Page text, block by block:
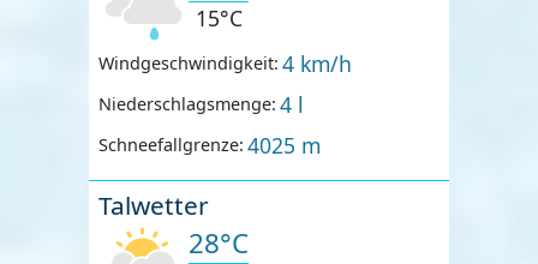
15°C
Windgeschwindigkeit: 4 km/h
Niederschlagsmenge: 4 l
Schneefallgrenze: 4025 m
Talwetter
28°C